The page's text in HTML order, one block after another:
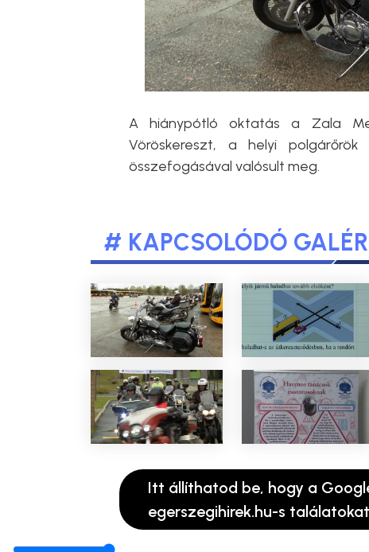
A hiánypótló oktatás a Zala
Vöröskereszt, a helyi
összefogásával valósult meg.
# KAPCSOLÓDÓ
Itt állíthatod be, hogy a
egerszegihirek.hu-s találatokat